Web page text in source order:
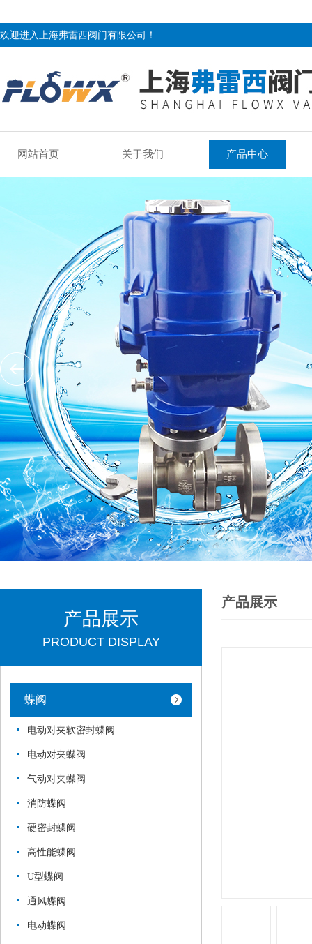
欢迎进入上海弗雷西阀门有限公司！
网站首页 关于我们 产品中心
产品展示
产品展示
PRODUCT DISPLAY
蝶阀
电动对夹软密封蝶阀
电动对夹蝶阀
气动对夹蝶阀
消防蝶阀
硬密封蝶阀
高性能蝶阀
U型蝶阀
通风蝶阀
电动蝶阀